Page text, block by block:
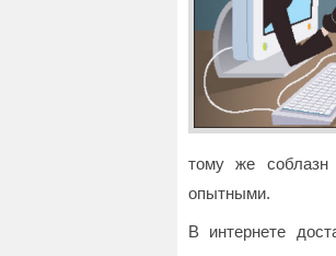
тому же соблазн
опытными.
В интернете